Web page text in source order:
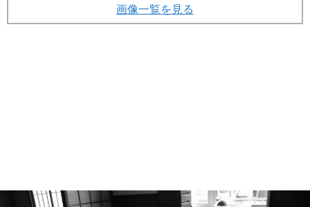
画像一覧を見る